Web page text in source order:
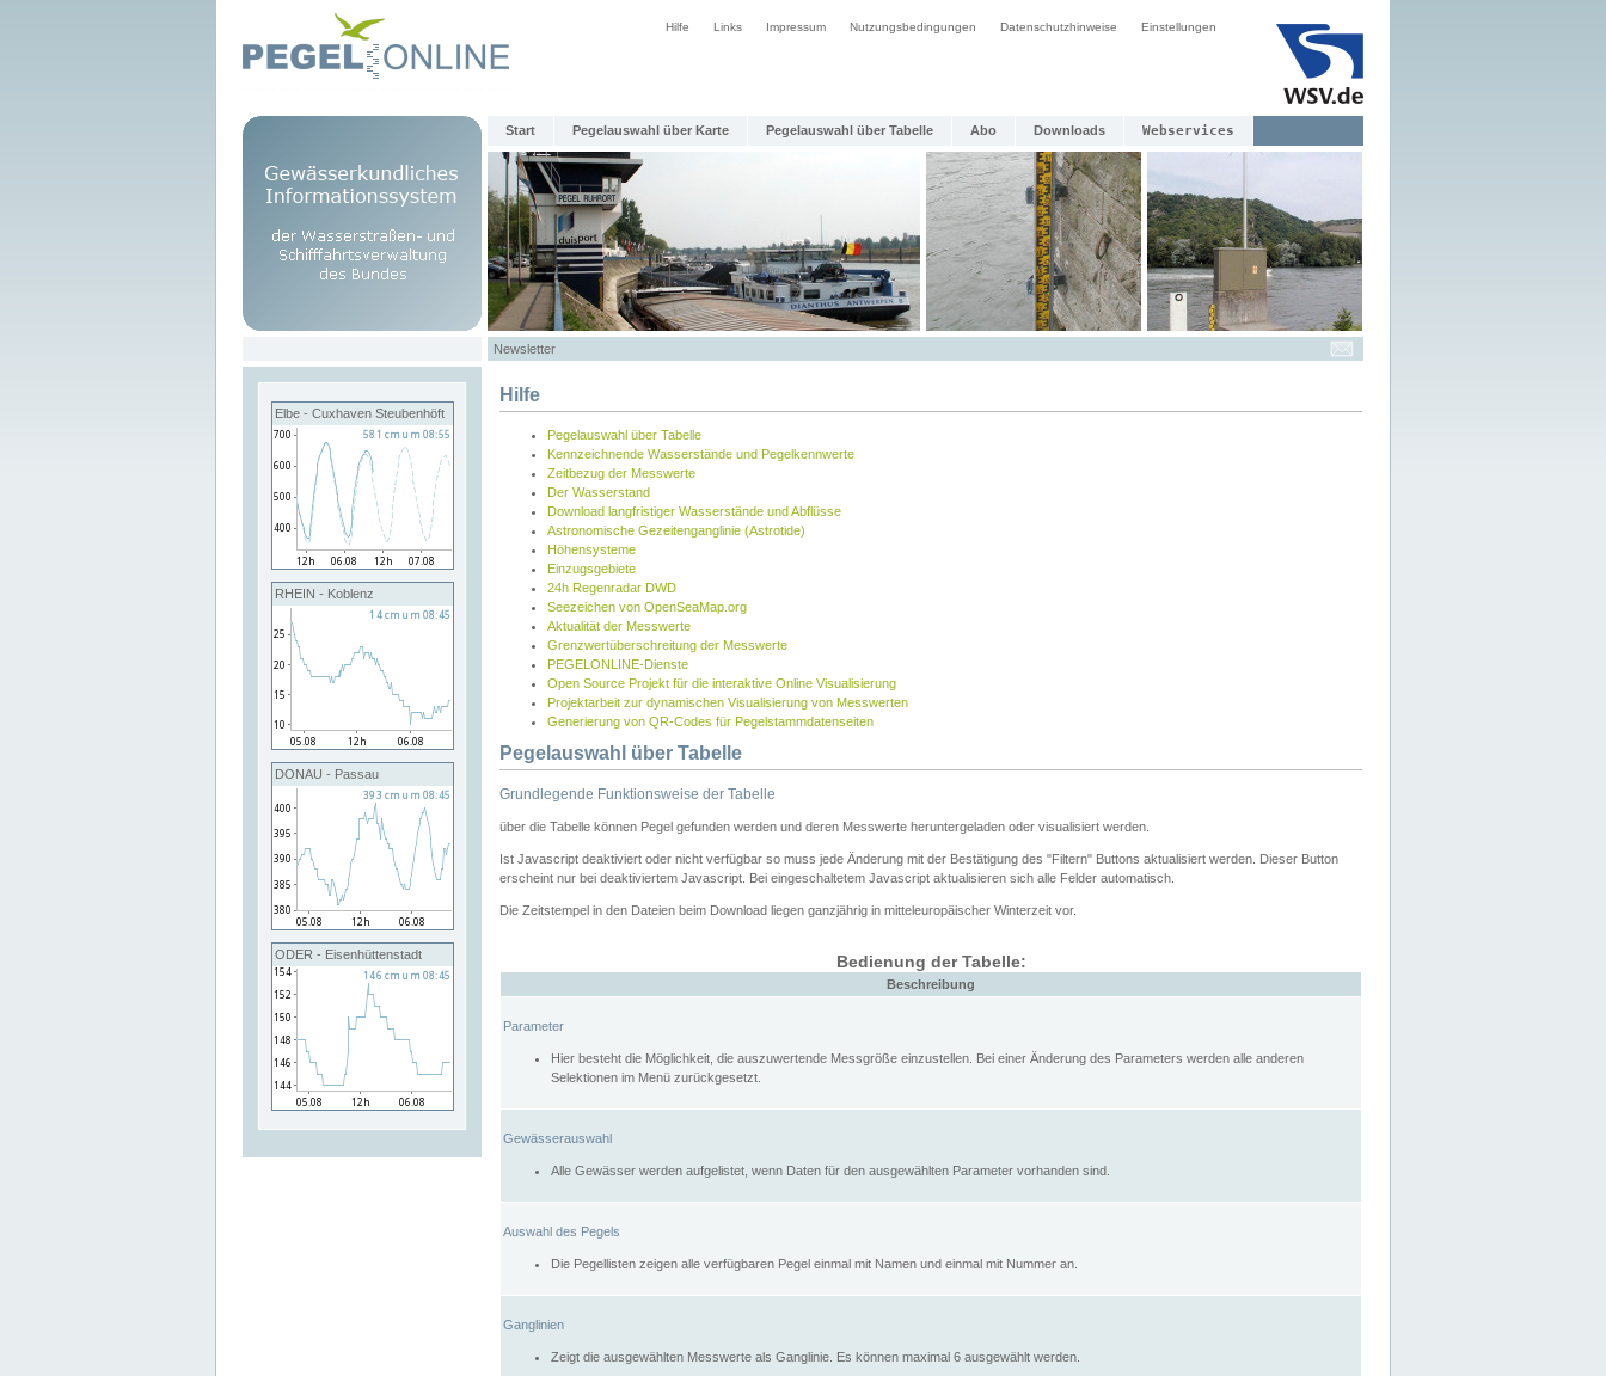
Hilfe Links Impressum Nutzungsbedingungen Datenschutzhinweise Einstellungen
Start Pegelauswahl über Karte Pegelauswahl über Tabelle Abo Downloads Webservices
Newsletter
Elbe - Cuxhaven Steubenhöft
RHEIN - Koblenz
DONAU - Passau
ODER - Eisenhüttenstadt
Hilfe
Pegelauswahl über Tabelle
Kennzeichnende Wasserstände und Pegelkennwerte
Zeitbezug der Messwerte
Der Wasserstand
Download langfristiger Wasserstände und Abflüsse
Astronomische Gezeitenganglinie (Astrotide)
Höhensysteme
Einzugsgebiete
24h Regenradar DWD
Seezeichen von OpenSeaMap.org
Aktualität der Messwerte
Grenzwertüberschreitung der Messwerte
PEGELONLINE-Dienste
Open Source Projekt für die interaktive Online Visualisierung
Projektarbeit zur dynamischen Visualisierung von Messwerten
Generierung von QR-Codes für Pegelstammdatenseiten
Pegelauswahl über Tabelle
Grundlegende Funktionsweise der Tabelle
über die Tabelle können Pegel gefunden werden und deren Messwerte heruntergeladen oder visualisiert werden.
Ist Javascript deaktiviert oder nicht verfügbar so muss jede Änderung mit der Bestätigung des "Filtern" Buttons aktualisiert werden. Dieser Button
erscheint nur bei deaktiviertem Javascript. Bei eingeschaltetem Javascript aktualisieren sich alle Felder automatisch.
Die Zeitstempel in den Dateien beim Download liegen ganzjährig in mitteleuropäischer Winterzeit vor.
Bedienung der Tabelle:
Beschreibung
Parameter
Hier besteht die Möglichkeit, die auszuwertende Messgröße einzustellen. Bei einer Änderung des Parameters werden alle anderen
Selektionen im Menü zurückgesetzt.
Gewässerauswahl
Alle Gewässer werden aufgelistet, wenn Daten für den ausgewählten Parameter vorhanden sind.
Auswahl des Pegels
Die Pegellisten zeigen alle verfügbaren Pegel einmal mit Namen und einmal mit Nummer an.
Ganglinien
Zeigt die ausgewählten Messwerte als Ganglinie. Es können maximal 6 ausgewählt werden.